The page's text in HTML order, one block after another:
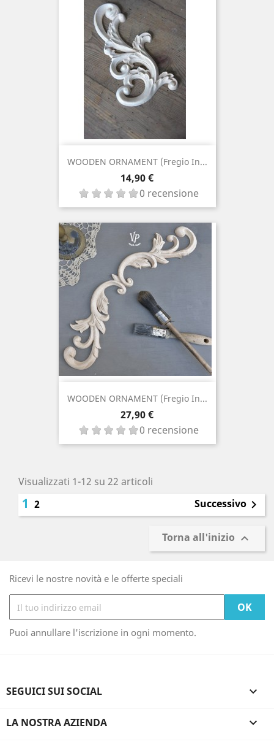
WOODEN ORNAMENT (fregio In...
Prezzo
14,90 €
0 recensione
WOODEN ORNAMENT (fregio In...
Prezzo
27,90 €
0 recensione
Visualizzati 1-12 su 22 articoli
1 2 Successivo 
Torna all'inizio 
Ricevi le nostre novità e le offerte speciali
Puoi annullare l'iscrizione in ogni momento.
SEGUICI SUI SOCIAL 
LA NOSTRA AZIENDA 